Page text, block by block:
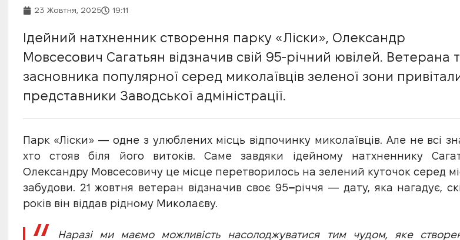
23 Жовтня, 2025 19:11
Ідейний натхненник створення парку «Ліски», Олександр
Мовсесович Сагатьян відзначив свій 95-річний ювілей. Ветерана
засновника популярної серед миколаївців зеленої зони
представники Заводської адміністрації.
Парк «Ліски» — одне з улюблених місць відпочинку миколаївців. Але не всі
хто стояв біля його витоків. Саме завдяки ідейному натхненнику
Олександру Мовсесовичу це місце перетворилось на зелений куточок серед
забудови. 21 жовтня ветеран відзначив своє 95–річчя — дату, яка нагадує,
років він віддав рідному Миколаєву.
Наразі ми маємо можливість насолоджуватися тим чудом, яке